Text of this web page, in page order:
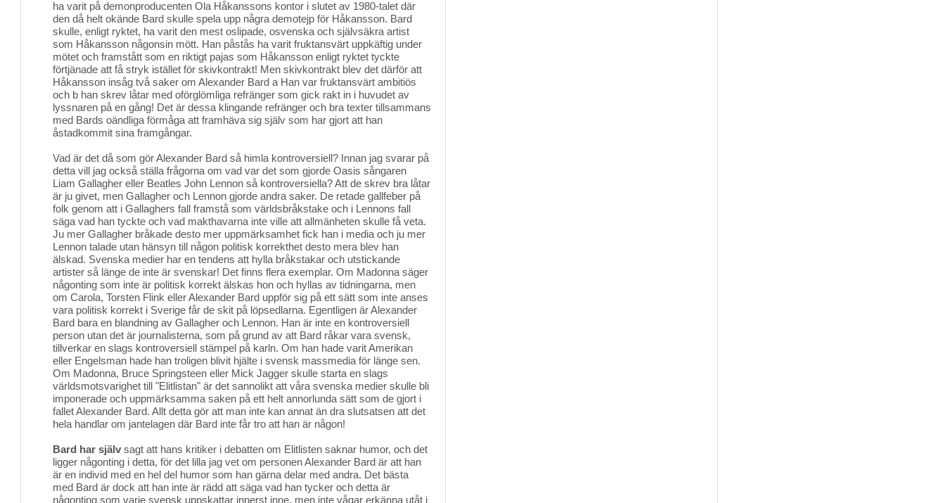
ha varit på demonproducenten Ola Håkanssons kontor i slutet av 1980-talet där
den då helt okände Bard skulle spela upp några demotejp för Håkansson. Bard
skulle, enligt ryktet, ha varit den mest oslipade, osvenska och självsäkra artist
som Håkansson någonsin mött. Han påstås ha varit fruktansvärt uppkäftig under
mötet och framstått som en riktigt pajas som Håkansson enligt ryktet tyckte
förtjänade att få stryk istället för skivkontrakt! Men skivkontrakt blev det därför att
Håkansson insåg två saker om Alexander Bard a Han var fruktansvärt ambitiös
och b han skrev låtar med oförglömliga refränger som gick rakt in i huvudet av
lyssnaren på en gång! Det är dessa klingande refränger och bra texter tillsammans
med Bards oändliga förmåga att framhäva sig själv som har gjort att han
åstadkommit sina framgångar.
Vad är det då som gör Alexander Bard så himla kontroversiell? Innan jag svarar på
detta vill jag också ställa frågorna om vad var det som gjorde Oasis sångaren
Liam Gallagher eller Beatles John Lennon så kontroversiella? Att de skrev bra låtar
är ju givet, men Gallagher och Lennon gjorde andra saker. De retade gallfeber på
folk genom att i Gallaghers fall framstå som världsbråkstake och i Lennons fall
säga vad han tyckte och vad makthavarna inte ville att allmänheten skulle få veta.
Ju mer Gallagher bråkade desto mer uppmärksamhet fick han i media och ju mer
Lennon talade utan hänsyn till någon politisk korrekthet desto mera blev han
älskad. Svenska medier har en tendens att hylla bråkstakar och utstickande
artister så länge de inte är svenskar! Det finns flera exemplar. Om Madonna säger
någonting som inte är politisk korrekt älskas hon och hyllas av tidningarna, men
om Carola, Torsten Flink eller Alexander Bard uppför sig på ett sätt som inte anses
vara politisk korrekt i Sverige får de skit på löpsedlarna. Egentligen är Alexander
Bard bara en blandning av Gallagher och Lennon. Han är inte en kontroversiell
person utan det är journalisterna, som på grund av att Bard råkar vara svensk,
tillverkar en slags kontroversiell stämpel på karln. Om han hade varit Amerikan
eller Engelsman hade han troligen blivit hjälte i svensk massmedia för länge sen.
Om Madonna, Bruce Springsteen eller Mick Jagger skulle starta en slags
världsmotsvarighet till "Elitlistan" är det sannolikt att våra svenska medier skulle bli
imponerade och uppmärksamma saken på ett helt annorlunda sätt som de gjort i
fallet Alexander Bard. Allt detta gör att man inte kan annat än dra slutsatsen att det
hela handlar om jantelagen där Bard inte får tro att han är någon!
Bard har själv sagt att hans kritiker i debatten om Elitlisten saknar humor, och det
ligger någonting i detta, för det lilla jag vet om personen Alexander Bard är att han
är en individ med en hel del humor som han gärna delar med andra. Det bästa
med Bard är dock att han inte är rädd att säga vad han tycker och detta är
någonting som varje svensk uppskattar innerst inne, men inte vågar erkänna utåt i